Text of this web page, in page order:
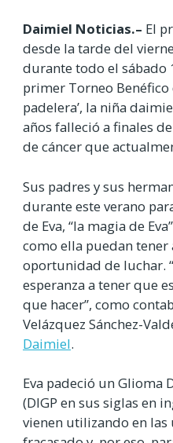
Daimiel Noticias.– El
desde la tarde del
durante todo el sábado
primer Torneo Benéfico
padelera’, la niña
años falleció a finales
de cáncer que
Sus padres y sus
durante este verano
de Eva, “la magia de
como ella puedan tener
oportunidad de luchar.
esperanza a tener que
que hacer”, como
Velázquez Sánchez-
Daimiel.
Eva padeció un Glioma
(DIGP en sus siglas en
vienen utilizando en